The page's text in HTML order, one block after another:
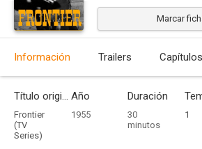
Marcar
Información Trailers Capítulos
Título original
Frontier
(TV
Series)
Año
1955
Duración
30
minutos
1